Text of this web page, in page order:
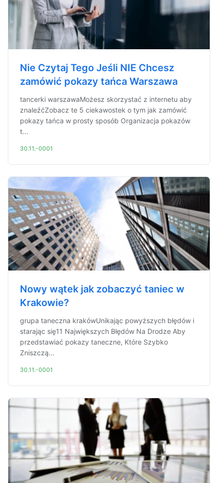
Nie Czytaj Tego Jeśli NIE Chcesz
zamówić pokazy tańca Warszawa
tancerki warszawaMożesz skorzystać z internetu aby
znaleźćZobacz te 5 ciekawostek o tym jak zamówić
pokazy tańca w prosty sposób Organizacja pokazów
t...
30.11.-0001
Nowy wątek jak zobaczyć taniec w
Krakowie?
grupa taneczna krakówUnikając powyższych błędów i
starając się11 Największych Błędów Na Drodze Aby
przedstawiać pokazy taneczne, Które Szybko
Zniszczą...
30.11.-0001